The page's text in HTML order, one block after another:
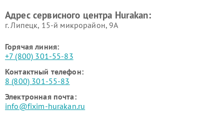
Адрес сервисного центра Hurakan:
г. Липецк, 15-й микрорайон, 9А
Горячая линия:
+7 (800) 301-55-83
Контактный телефон:
8 (800) 301-55-83
Электронная почта:
info@fixim-hurakan.ru